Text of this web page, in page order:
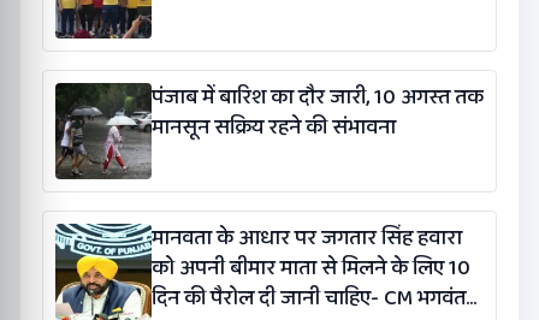
पंजाब में बारिश का दौर जारी, 10 अगस्त तक
मानसून सक्रिय रहने की संभावना
मानवता के आधार पर जगतार सिंह हवारा
को अपनी बीमार माता से मिलने के लिए 10
दिन की पैरोल दी जानी चाहिए- CM भगवंत